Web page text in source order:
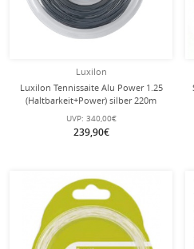
Luxilon
Luxilon Tennissaite Alu Power 1.25
(Haltbarkeit+Power) silber 220m
Rolle
UVP: 340,00€
239,90€